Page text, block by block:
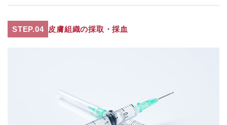
STEP.04 皮膚組織の採取・採血